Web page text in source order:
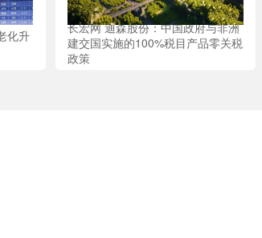
化升
长宏网 迪森股份：中国政府与非洲
建交国实施的100%税目产品零关税
政策